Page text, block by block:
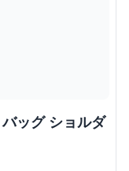
ッグ ショルダ